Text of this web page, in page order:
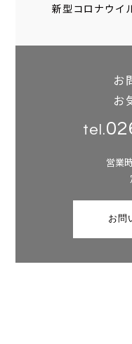
新型コロナウイ
お
お
tel.
営業
お問